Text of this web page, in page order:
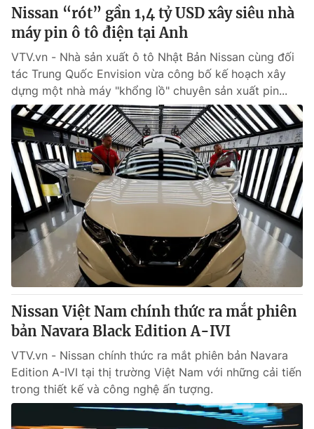
Nissan “rót” gần 1,4 tỷ USD xây siêu nhà
máy pin ô tô điện tại Anh
VTV.vn - Nhà sản xuất ô tô Nhật Bản Nissan cùng đối
tác Trung Quốc Envision vừa công bố kế hoạch xây
dựng một nhà máy "khổng lồ" chuyên sản xuất pin...
Nissan Việt Nam chính thức ra mắt phiên
bản Navara Black Edition A-IVI
VTV.vn - Nissan chính thức ra mắt phiên bản Navara
Edition A-IVI tại thị trường Việt Nam với những cải tiến
trong thiết kế và công nghệ ấn tượng.